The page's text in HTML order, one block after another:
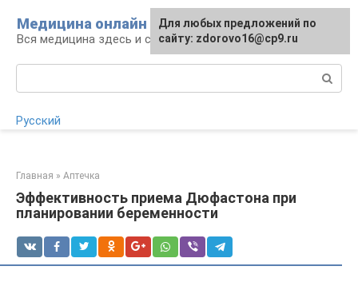
контенту
Медицина онлайн
Вся медицина здесь и сейчас
Русский
Главная » Аптечка
Эффективность приема Дюфастона при
планировании беременности
Для любых предложений по
сайту: [email protected]
Для любых предложений по
сайту: zdorovo16@cp9.ru